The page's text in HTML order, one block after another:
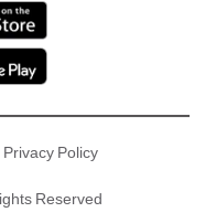
Privacy Policy
Reserved